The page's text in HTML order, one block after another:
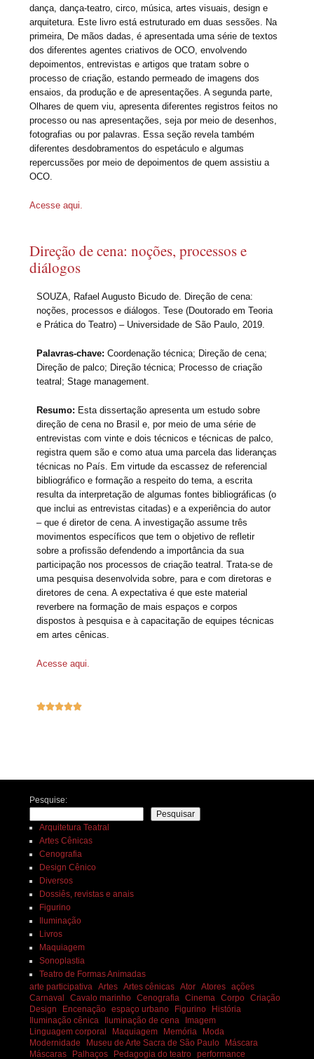
dança, dança-teatro, circo, música, artes visuais, design e
arquitetura. Este livro está estruturado em duas sessões. Na
primeira, De mãos dadas, é apresentada uma série de textos
dos diferentes agentes criativos de OCO, envolvendo
depoimentos, entrevistas e artigos que tratam sobre o
processo de criação, estando permeado de imagens dos
ensaios, da produção e de apresentações. A segunda parte,
Olhares de quem viu, apresenta diferentes registros feitos no
processo ou nas apresentações, seja por meio de desenhos,
fotografias ou por palavras. Essa seção revela também
diferentes desdobramentos do espetáculo e algumas
repercussões por meio de depoimentos de quem assistiu a
OCO.
Acesse aqui.
Direção de cena: noções, processos e
diálogos
SOUZA, Rafael Augusto Bicudo de. Direção de cena:
noções, processos e diálogos. Tese (Doutorado em Teoria
e Prática do Teatro) – Universidade de São Paulo, 2019.
Palavras-chave: Coordenação técnica; Direção de cena;
Direção de palco; Direção técnica; Processo de criação
teatral; Stage management.
Resumo: Esta dissertação apresenta um estudo sobre
direção de cena no Brasil e, por meio de uma série de
entrevistas com vinte e dois técnicos e técnicas de palco,
registra quem são e como atua uma parcela das lideranças
técnicas no País. Em virtude da escassez de referencial
bibliográfico e formação a respeito do tema, a escrita
resulta da interpretação de algumas fontes bibliográficas (o
que inclui as entrevistas citadas) e a experiência do autor
– que é diretor de cena. A investigação assume três
movimentos específicos que tem o objetivo de refletir
sobre a profissão defendendo a importância da sua
participação nos processos de criação teatral. Trata-se de
uma pesquisa desenvolvida sobre, para e com diretoras e
diretores de cena. A expectativa é que este material
reverbere na formação de mais espaços e corpos
dispostos à pesquisa e à capacitação de equipes técnicas
em artes cênicas.
Acesse aqui.

Pesquise:
Pesquisar
Arquitetura Teatral
Artes Cênicas
Cenografia
Design Cênico
Diversos
Dossiês, revistas e anais
Figurino
Iluminação
Livros
Maquiagem
Sonoplastia
Teatro de Formas Animadas
arte participativa
Artes Artes cênicas Ator Atores ações
Carnaval
Cavalo marinho Cenografia Cinema Corpo Criação
Design
Encenação espaço urbano Figurino
História
Iluminação cênica
Iluminação de cena
Imagem
Linguagem corporal
Maquiagem Memória
Moda
Modernidade
Museu de Arte Sacra de São Paulo
Máscara
Máscaras
Palhaços Pedagogia do teatro performance